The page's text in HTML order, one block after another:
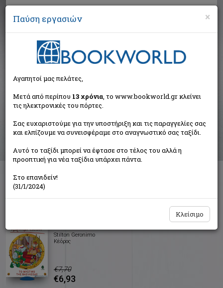
Αναζήτηση
Αποτελέσματα αναζήτησης
Συγγραφέας: Stilton Geronimo (142 βιβλία)
Ταξινόμηση ανά:
Stilton Geronimo
Κέδρος
€7,70
€6,93
×
Παύση εργασιών
Αγαπητοί μας πελάτες,
Μετά από περίπου 13 χρόνια, το www.bookworld.gr κλείνει
τις ηλεκτρονικές του πόρτες.
Σας ευχαριστούμε για την υποστήριξη και τις παραγγελίες σας
και ελπίζουμε να συνεισφέραμε στο αναγνωστικό σας ταξίδι.
Αυτό το ταξίδι μπορεί να έφτασε στο τέλος του αλλά η
προοπτική για νέα ταξίδια υπάρχει πάντα.
Στο επανιδείν!
(31/1/2024)
Κλείσιμο